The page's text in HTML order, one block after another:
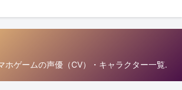
ゲームの声優（CV）・キャラクター一覧.